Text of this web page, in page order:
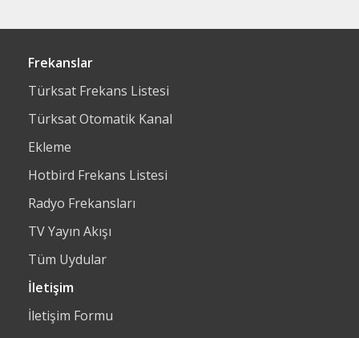
Frekanslar
Türksat Frekans Listesi
Türksat Otomatik Kanal
Ekleme
Hotbird Frekans Listesi
Radyo Frekansları
TV Yayın Akışı
Tüm Uydular
İletişim
İletişim Formu